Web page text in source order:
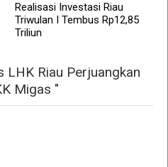
Realisasi Investasi Riau
Triwulan I Tembus Rp12,85
Triliun
LHK Riau Perjuangkan
Migas "